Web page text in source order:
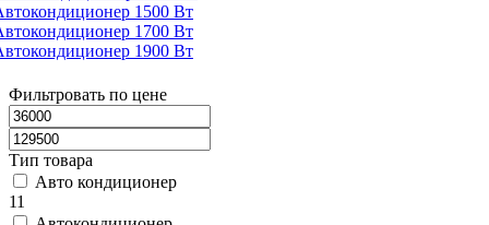
1500 Вт
1700 Вт
1900 Вт
Фильтровать по цене
Тип товара
Авто кондиционер
11